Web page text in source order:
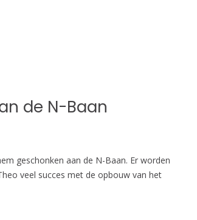
de N-Baan
geschonken aan de N-Baan. Er worden
veel succes met de opbouw van het